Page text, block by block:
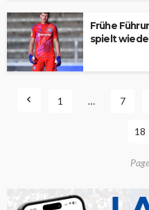
Frühe
spielt
1 … 7
18